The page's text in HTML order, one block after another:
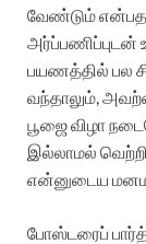
வேண்டும்
அர்ப்பணிப்புடன்
பயணத்தில் பல
வந்தாலும்,
பூஜை விழா
இல்லாமல்
என்னுடைய
போஸ்டரைப்